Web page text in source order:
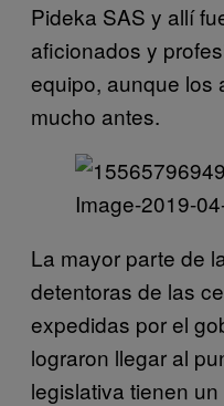
Pideka SAS y allí
aficionados y
equipo, aunque los
mucho antes.
La mayor parte de
detentoras de las
expedidas por el
lograron llegar al
legislativa tienen